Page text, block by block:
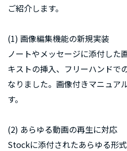
ご紹介します。
(1) 画像編集機能の新規実装
ノートやメッセージに添付した
キストの挿入、フリーハンドで
なりました。画像付きマニュア
す。
(2) あらゆる動画の再生に対応
Stockに添付されたあらゆる形